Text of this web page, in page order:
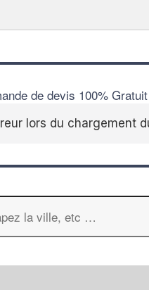
de devis 100% Gratuit
lors du chargement